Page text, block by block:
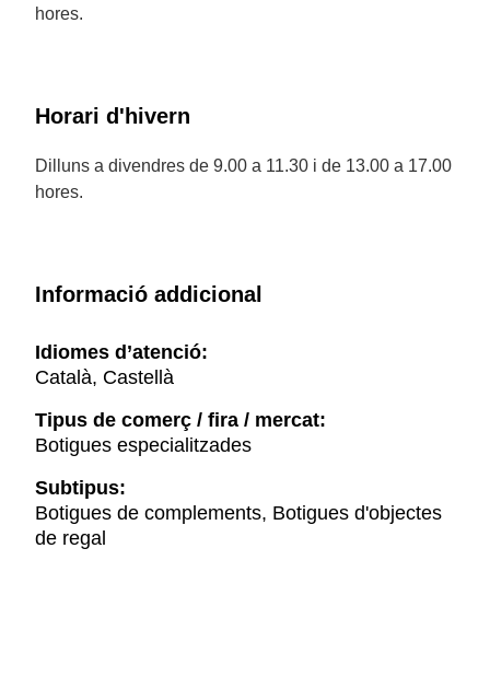
hores.
Horari d'hivern
Dilluns a divendres de 9.00 a 11.30 i de 13.00 a 17.00
hores.
Informació addicional
Idiomes d’atenció:
Català, Castellà
Tipus de comerç / fira / mercat:
Botigues especialitzades
Subtipus:
Botigues de complements, Botigues d'objectes
de regal